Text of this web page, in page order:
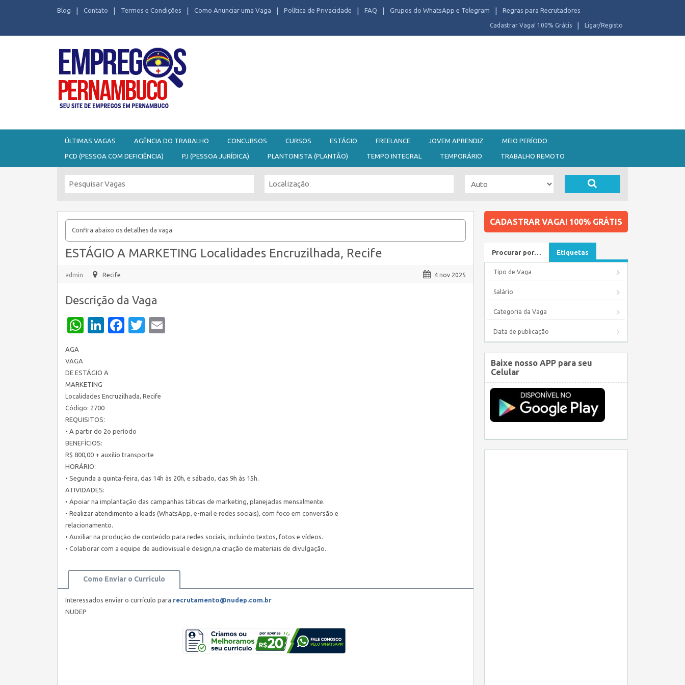
Blog Contato Termos e Condições Como Anunciar uma Vaga Política de Privacidade FAQ Grupos do WhatsApp e Telegram Regras para Recrutadores
Ligar/Registo
Cadastrar Vaga! 100% Grátis
ÚLTIMAS VAGAS AGÊNCIA DO TRABALHO CONCURSOS CURSOS ESTÁGIO FREELANCE JOVEM APRENDIZ MEIO PERÍODO
PCD (PESSOA COM DEFICIÊNCIA) PJ (PESSOA JURÍDICA) PLANTONISTA (PLANTÃO) TEMPO INTEGRAL TEMPORÁRIO TRABALHO REMOTO
Confira abaixo os detalhes da vaga
ESTÁGIO A MARKETING Localidades Encruzilhada, Recife
admin Recife 4 nov 2025
Descrição da Vaga
WhatsApp
LinkedIn
Facebook
Twitter
AGA
VAGA
DE ESTÁGIO A
MARKETING
Localidades Encruzilhada, Recife
Código: 2700
REQUISITOS:
• A partir do 2o período
BENEFÍCIOS:
R$ 800,00 + auxilio transporte
HORÁRIO:
• Segunda a quinta-feira, das 14h às 20h, e sábado, das 9h às 15h.
ATIVIDADES:
• Apoiar na implantação das campanhas táticas de marketing, planejadas mensalmente.
• Realizar atendimento a leads (WhatsApp, e-mail e redes sociais), com foco em conversão e
relacionamento.
• Auxiliar na produção de conteúdo para redes sociais, incluindo textos, fotos e vídeos.
• Colaborar com a equipe de audiovisual e design,na criação de materiais de divulgação.
Como Enviar o Currículo
Interessados enviar o currículo para recrutamento@nudep.com.br
NUDEP
CADASTRAR VAGA! 100% GRÁTIS
Procurar por… Etiquetas
Tipo de Vaga
Salário
Categoria da Vaga
Data de publicação
Baixe nosso APP para seu
Celular